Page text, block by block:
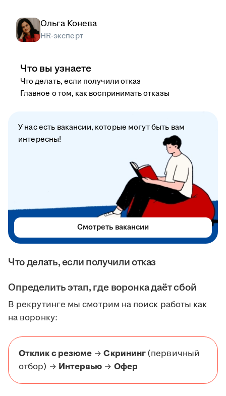
Что делать, если получили отказ
Определить этап, где воронка даёт сбой
В рекрутинге мы смотрим на поиск работы как
на воронку:
Отклик с резюме →Скрининг(первичный
отбор) → Интервью → Офер
Ольга Конева
HR-эксперт
Что вы узнаете
Что делать, если получили отказ
Главное о том, как воспринимать отказы
У нас есть вакансии, которые могут быть вам
интересны!
Смотреть вакансии